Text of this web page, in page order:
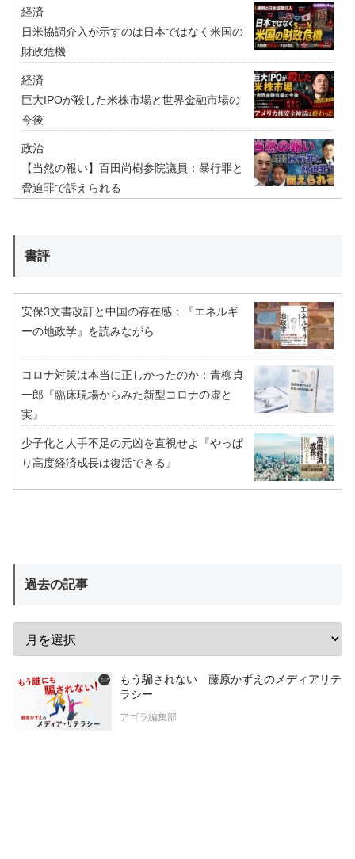
経済
日米協調介入が示すのは日本ではなく米国の
財政危機
経済
巨大IPOが殺した米株市場と世界金融市場の
今後
政治
【当然の報い】百田尚樹参院議員：暴行罪と
脅迫罪で訴えられる
書評
安保3文書改訂と中国の存在感：『エネルギ
ーの地政学』を読みながら
コロナ対策は本当に正しかったのか：青柳貞
一郎『臨床現場からみた新型コロナの虚と
実』
少子化と人手不足の元凶を直視せよ『やっぱ
り高度経済成長は復活できる』
過去の記事
もう騙されない 藤原かずえのメディアリテ
ラシー
アゴラ編集部